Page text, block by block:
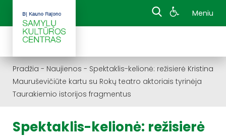
Meniu
Pradžia - Naujienos - Spektaklis-kelionė: režisierė Kristina
Mauruševičiūte kartu su Rokų teatro aktoriais tyrinėja
Taurakiemio istorijos fragmentus
Spektaklis-kelionė: režisierė